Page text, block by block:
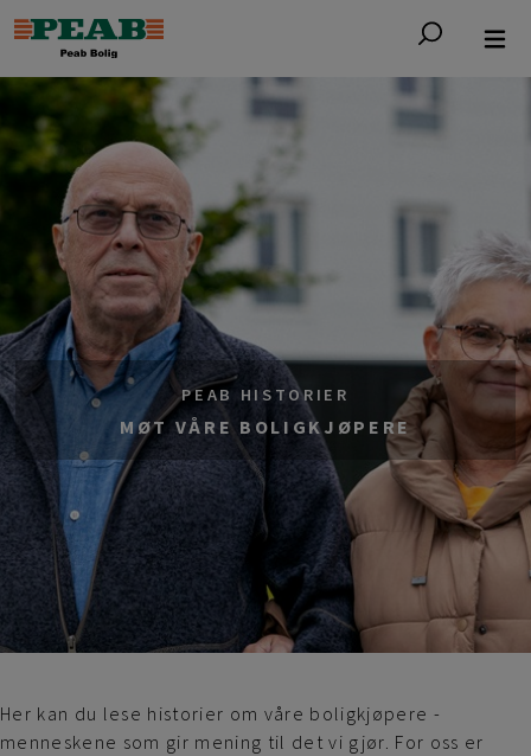
PEAB HISTORIER
MØT VÅRE BOLIGKJØPERE
Her kan du lese historier om våre boligkjøpere -
menneskene som gir mening til det vi gjør. For oss er